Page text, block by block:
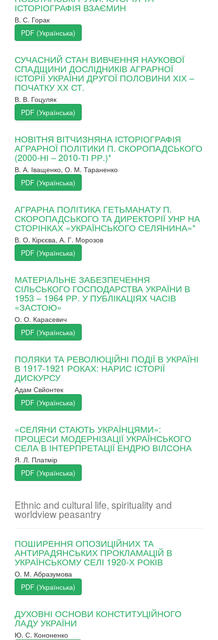
ІСТОРІОГРАФІЯ ВЗАЄМИН
В. С. Горак
PDF (Українська)
СУЧАСНИЙ СТАН ВИВЧЕННЯ НАУКОВОЇ
СПАДЩИНИ ДОСЛІДНИКІВ АГРАРНОЇ
ІСТОРІЇ УКРАЇНИ ДРУГОЇ ПОЛОВИНИ ХІХ –
ПОЧАТКУ ХХ СТ.
В. В. Гоцуляк
PDF (Українська)
НОВІТНЯ ВІТЧИЗНЯНА ІСТОРІОГРАФІЯ
АГРАРНОЇ ПОЛІТИКИ П. СКОРОПАДСЬКОГО
(2000-НІ – 2010-ТІ РР.)*
В. А. Іващенко, О. М. Тараненко
PDF (Українська)
АГРАРНА ПОЛІТИКА ГЕТЬМАНАТУ П.
СКОРОПАДСЬКОГО ТА ДИРЕКТОРІЇ УНР НА
СТОРІНКАХ «УКРАЇНСЬКОГО СЕЛЯНИНА»*
В. О. Кірєєва, А. Г. Морозов
PDF (Українська)
МАТЕРІАЛЬНЕ ЗАБЕЗПЕЧЕННЯ
СІЛЬСЬКОГО ГОСПОДАРСТВА УКРАЇНИ В
1953 – 1964 РР. У ПУБЛІКАЦІЯХ ЧАСІВ
«ЗАСТОЮ»
О. О. Карасевич
PDF (Українська)
ПОЛЯКИ ТА РЕВОЛЮЦІЙНІ ПОДІЇ В УКРАЇНІ
В 1917-1921 РОКАХ: НАРИС ІСТОРІЇ
ДИСКУРСУ
Адам Свйонтек
PDF (Українська)
«СЕЛЯНИ СТАЮТЬ УКРАЇНЦЯМИ»:
ПРОЦЕСИ МОДЕРНІЗАЦІЇ УКРАЇНСЬКОГО
СЕЛА В ІНТЕРПРЕТАЦІЇ ЕНДРЮ ВІЛСОНА
Я. Л. Платмір
PDF (Українська)
Ethnic and cultural life, spirituality and
worldview peasantry
ПОШИРЕННЯ ОПОЗИЦІЙНИХ ТА
АНТИРАДЯНСЬКИХ ПРОКЛАМАЦІЙ В
УКРАЇНСЬКОМУ СЕЛІ 1920-Х РОКІВ
О. М. Абразумова
PDF (Українська)
ДУХОВНІ ОСНОВИ КОНСТИТУЦІЙНОГО
ЛАДУ УКРАЇНИ
Ю. С. Кононенко